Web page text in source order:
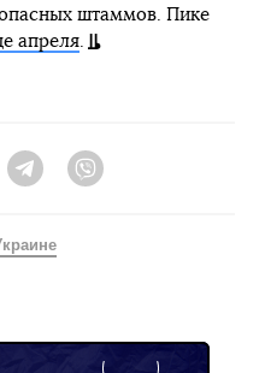
штаммов. Пике
апреля.
Telegram